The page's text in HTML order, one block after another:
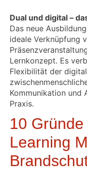
Dual und digital –
Das neue
ideale Verknüpfung
Lernkonzept. Es
Flexibilität der
Kommunikation und
Praxis.
10
Learning